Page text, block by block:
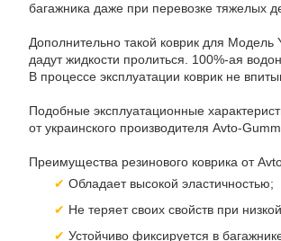
багажника даже при перевозке тяжелых
Дополнительно такой коврик для
дадут жидкости пролиться. 100%-ая
В процессе эксплуатации коврик не
Подобные эксплуатационные
от украинского производителя Avto-
Преимущества резинового коврика от
Обладает высокой эластичностью;
Не теряет своих свойств при
Устойчиво фиксируется в